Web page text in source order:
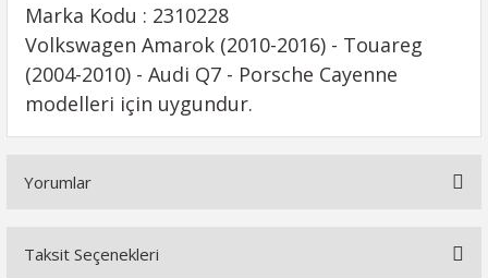
Marka Kodu : 2310228
Volkswagen Amarok (2010-2016) - Touareg
(2004-2010) - Audi Q7 - Porsche Cayenne
modelleri için uygundur.
Yorumlar
Taksit Seçenekleri